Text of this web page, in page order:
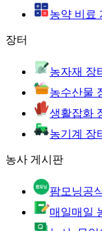
농약 비료
장터
농자재 장
농수산물
생활잡화
농기계 장
농사 게시판
팜모닝공
매일매일